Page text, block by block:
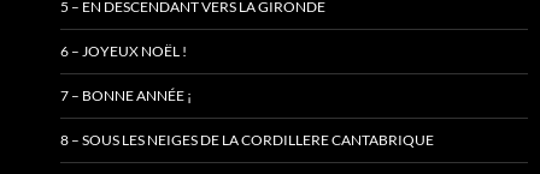
5 – EN DESCENDANT VERS LA GIRONDE
6 – JOYEUX NOËL !
7 – BONNE ANNÉE ¡
8 – SOUS LES NEIGES DE LA CORDILLERE CANTABRIQUE